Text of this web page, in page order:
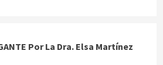
Por La Dra. Elsa Martínez